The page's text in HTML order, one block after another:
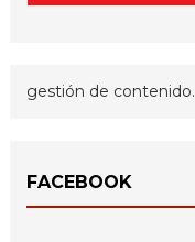
gestión de contenido.
FACEBOOK